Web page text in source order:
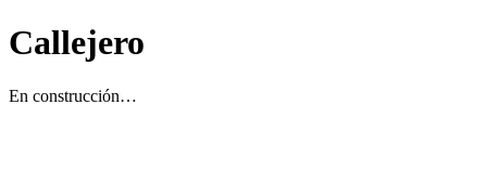
Callejero
En construcción…